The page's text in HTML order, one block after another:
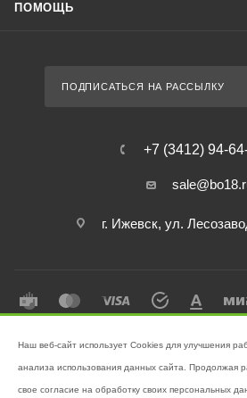
ПОМОЩЬ
ПОДПИСАТЬСЯ НА РАССЫЛКУ
+7 (3412) 94-
г. Ижевск, ул.
поддержании
Наш веб-сайт использует Cookies для улучшения
анализа использования данных сайта. Продолжая
свое согласие на обработку своих персональных